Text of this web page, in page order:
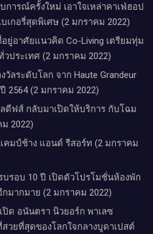
การณ์ครั้งใหม่ เอาใจเหล่าคาเฟ่ฮอป
เกอรี่สุดพิเศษ (2 มกราคม 2022)
ยู่อาศัยแนวคิด Co-Living เตรียมทุ่ม
ประเทศ (2 มกราคม 2022)
วัลระดับโลก จาก Haute Grandeur
2564 (2 มกราคม 2022)
ดีฟส์ กลับมาเปิดให้บริการ กับโฉม
2022)
คมป์ช้าง แอนด์ รีสอร์ท (2 มกราคม
รอบ 10 ปี เปิดตัวโปรโมชั่นห้องพัก
มากมาย (2 มกราคม 2022)
ปิด อนันตรา นิวยอร์ก พาเลซ
วยที่สุดของโลกใจกลางบูดาเปสต์